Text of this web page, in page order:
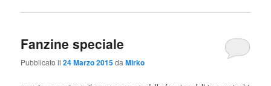
Fanzine speciale
Pubblicato il24 Marzo 2015daMirko